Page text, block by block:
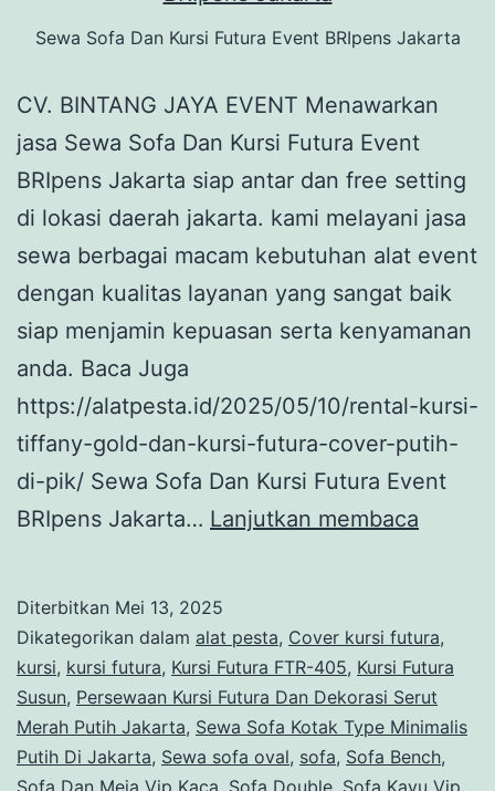
Sewa Sofa Dan Kursi Futura Event BRIpens Jakarta
CV. BINTANG JAYA EVENT Menawarkan
jasa Sewa Sofa Dan Kursi Futura Event
BRIpens Jakarta siap antar dan free setting
di lokasi daerah jakarta. kami melayani jasa
sewa berbagai macam kebutuhan alat event
dengan kualitas layanan yang sangat baik
siap menjamin kepuasan serta kenyamanan
anda. Baca Juga
https://alatpesta.id/2025/05/10/rental-kursi-
tiffany-gold-dan-kursi-futura-cover-putih-
di-pik/ Sewa Sofa Dan Kursi Futura Event
BRIpens Jakarta… Lanjutkan membaca
Kursi
Futura
Event
Jakarta
Diterbitkan Mei 13, 2025
Dikategorikan dalam alat pesta, Cover kursi futura,
kursi, kursi futura, Kursi Futura FTR-405, Kursi Futura
Susun, Persewaan Kursi Futura Dan Dekorasi Serut
Merah Putih Jakarta, Sewa Sofa Kotak Type Minimalis
Putih Di Jakarta, Sewa sofa oval, sofa, Sofa Bench,
Sofa Dan Meja Vip Kaca, Sofa Double, Sofa Kayu Vip,